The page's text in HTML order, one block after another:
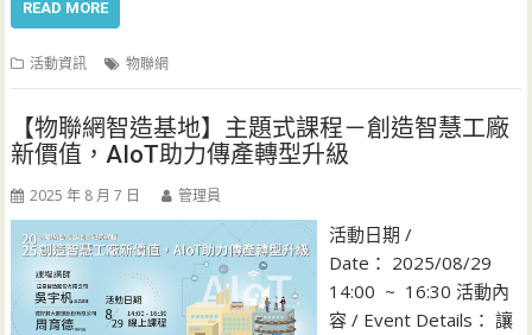
READ MORE
活動資訊 物聯網
【物聯網智造基地】主題式課程－創造智慧工廠
新價值，AIoT助力傳產轉型升級
2025 年 8 月 7 日 管理員
活動日期 /
Date： 2025/08/29
14:00 ~ 16:30 活動內
容 / Event Details： 讓